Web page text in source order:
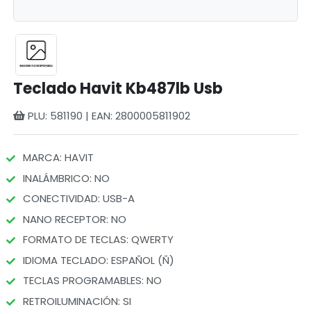
Teclado Havit Kb487lb Usb
PLU: 581190 | EAN: 2800005811902
MARCA: HAVIT
INALÁMBRICO: NO
CONECTIVIDAD: USB-A
NANO RECEPTOR: NO
FORMATO DE TECLAS: QWERTY
IDIOMA TECLADO: ESPAÑOL (Ñ)
TECLAS PROGRAMABLES: NO
RETROILUMINACIÓN: SI